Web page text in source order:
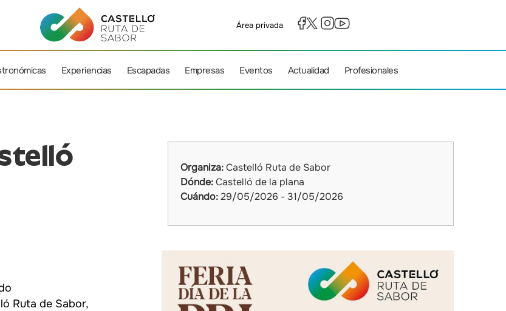
Área privada
Experiencias Escapadas Empresas Eventos Actualidad Profesionales
Ruta de Sabor,
Organiza:Castelló Ruta de Sabor
Dónde:Castelló de la plana
Cuándo:29/05/2026 - 31/05/2026